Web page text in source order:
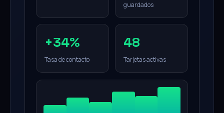
guardados
+34%
Tasa de contacto
48
Tarjetas activas